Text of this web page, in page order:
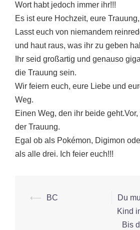
Wort habt jedoch immer ihr!!!
Es ist eure Hochzeit, eure
Lasst euch von niemandem
und haut raus, was ihr zu geben
Ihr seid großartig und genauso
die Trauung sein.
Wir feiern euch, eure Liebe und
Weg.
Einen Weg, den ihr beide
der Trauung.
Egal ob als Pokémon, Digimon
als alle drei. Ich feier euch!!!
Beitrags-
⟵ BC
Du
Kind
Bis